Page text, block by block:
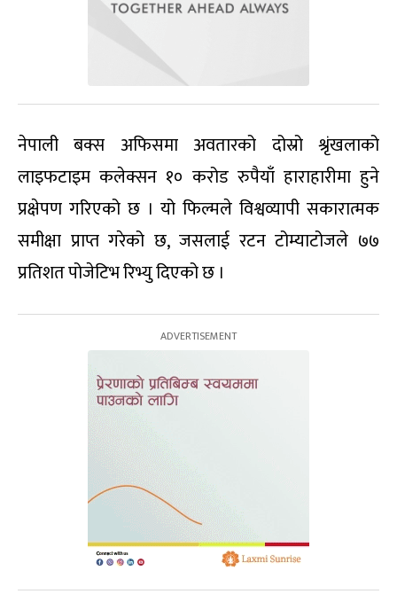
नेपाली बक्स अफिसमा अवतारको दोस्रो श्रृंखलाको
लाइफटाइम कलेक्सन १० करोड रुपैयाँ हाराहारीमा हुने
प्रक्षेपण गरिएको छ । यो फिल्मले विश्वव्यापी सकारात्मक
समीक्षा प्राप्त गरेको छ, जसलाई रटन टोम्याटोजले ७७
प्रतिशत पोजेटिभ रिभ्यु दिएको छ ।